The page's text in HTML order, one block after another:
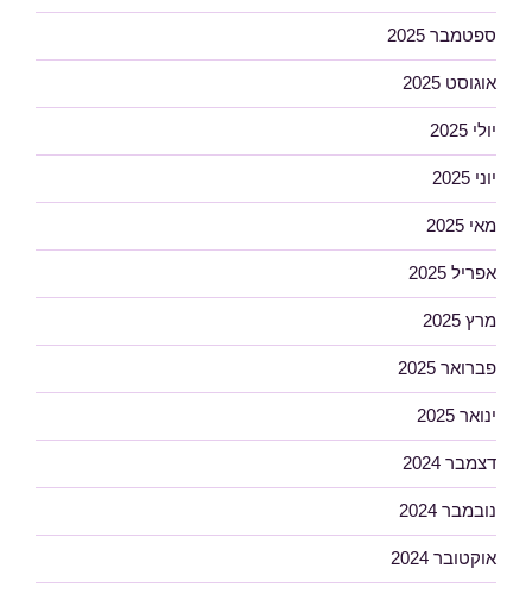
ספטמבר 2025
אוגוסט 2025
יולי 2025
יוני 2025
מאי 2025
אפריל 2025
מרץ 2025
פברואר 2025
ינואר 2025
דצמבר 2024
נובמבר 2024
אוקטובר 2024